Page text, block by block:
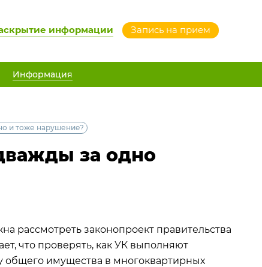
информации Запись на прием
Информация
и тоже нарушение?
за одно
рассмотреть законопроект правительства
что проверять, как УК выполняют
общего имущества в многоквартирных